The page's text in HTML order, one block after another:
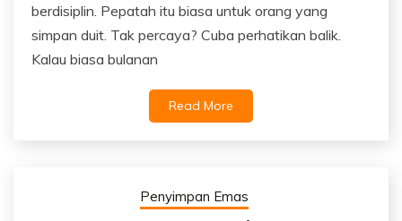
berdisiplin. Pepatah itu biasa untuk orang yang
simpan duit. Tak percaya? Cuba perhatikan balik.
Kalau biasa bulanan
Read More
Penyimpan Emas